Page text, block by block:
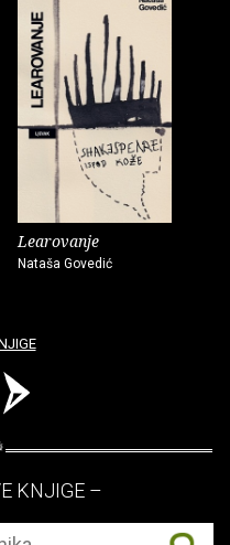
Learovanje
Nataša Govedić
KNJIGE –